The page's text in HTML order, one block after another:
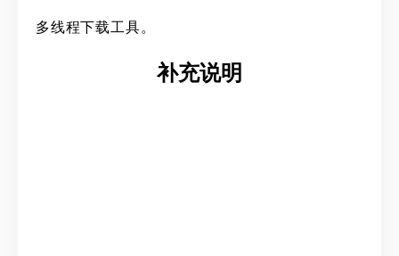
多线程下载工具。
补充说明